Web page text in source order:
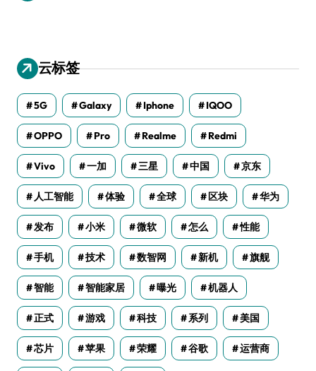
云标签
5G Galaxy Iphone IQOO
OPPO Pro Realme Redmi
Vivo 一加 三星 中国 京东
人工智能 体验 全球 区块 华为
发布 小米 微软 怎么 性能
手机 技术 数智网 新机 旗舰
智能 智能家居 曝光 机器人
正式 游戏 科技 系列 美国
芯片 苹果 荣耀 谷歌 运营商